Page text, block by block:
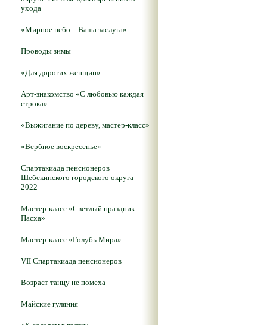
ухода
«Мирное небо – Ваша заслуга»
Проводы зимы
«Для дорогих женщин»
Арт-знакомство «С любовью каждая
строка»
«Выжигание по дереву, мастер-класс»
«Вербное воскресенье»
Спартакиада пенсионеров
Шебекинского городского округа –
2022
Мастер-класс «Светлый праздник
Пасха»
Мастер-класс «Голубь Мира»
VII Спартакиада пенсионеров
Возраст танцу не помеха
Майские гуляния